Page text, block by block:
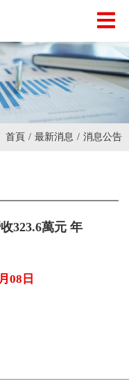
首頁 / 最新消息 / 消息公告
323.6萬元 年
08日